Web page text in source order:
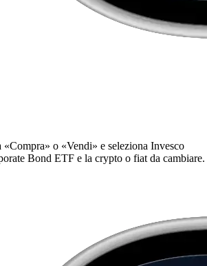
o «Vendi» e seleziona Invesco
Bond ETF e la crypto o fiat da cambiare.